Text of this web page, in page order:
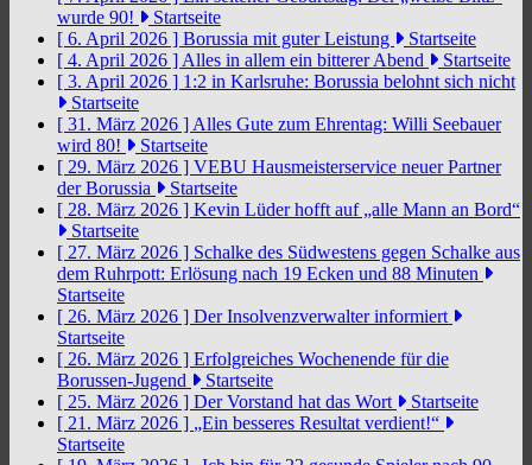
wurde 90!
Startseite
[ 6. April 2026 ] Borussia mit guter Leistung
Startseite
[ 4. April 2026 ] Alles in allem ein bitterer Abend
Startseite
[ 3. April 2026 ] 1:2 in Karlsruhe: Borussia belohnt sich nicht
Startseite
[ 31. März 2026 ] Alles Gute zum Ehrentag: Willi Seebauer
wird 80!
Startseite
[ 29. März 2026 ] VEBU Hausmeisterservice neuer Partner
der Borussia
Startseite
[ 28. März 2026 ] Kevin Lüder hofft auf „alle Mann an Bord“
Startseite
[ 27. März 2026 ] Schalke des Südwestens gegen Schalke aus
dem Ruhrpott: Erlösung nach 19 Ecken und 88 Minuten
Startseite
[ 26. März 2026 ] Der Insolvenzverwalter informiert
Startseite
[ 26. März 2026 ] Erfolgreiches Wochenende für die
Borussen-Jugend
Startseite
[ 25. März 2026 ] Der Vorstand hat das Wort
Startseite
[ 21. März 2026 ] „Ein besseres Resultat verdient!“
Startseite